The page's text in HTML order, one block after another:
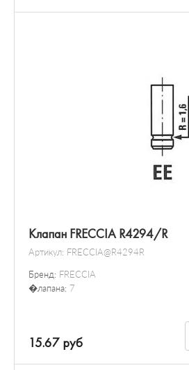
Клапан FRECCIA R4294/R
Артикул: FRECCIA@R4294R
Бренд: FRECCIA
�лапана: 7
15.67 руб